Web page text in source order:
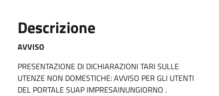
Descrizione
AVVISO
PRESENTAZIONE DI DICHIARAZIONI TARI SULLE
UTENZE NON DOMESTICHE: AVVISO PER GLI UTENTI
DEL PORTALE SUAP IMPRESAINUNGIORNO .